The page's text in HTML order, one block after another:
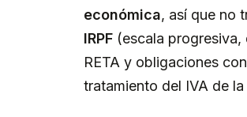
económica, así que no
IRPF (escala
RETA y obligaciones
tratamiento del IVA de